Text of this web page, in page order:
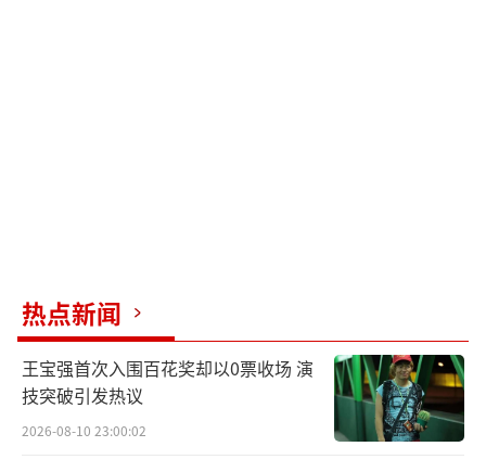
热点新闻
王宝强首次入围百花奖却以0票收场 演
技突破引发热议
2026-08-10 23:00:02